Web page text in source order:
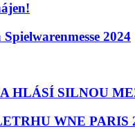
2024
HLÁSÍ SILNOU
WNE PARIS